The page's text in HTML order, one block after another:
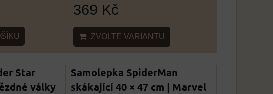
369 Kč
ZVOLTE VARIANTU
Star
války
Samolepka SpiderMan
skákající 40 × 47 cm | Marvel